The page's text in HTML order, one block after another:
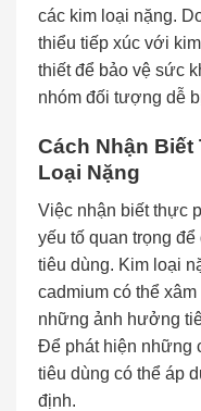
các kim loại nặng.
thiểu tiếp xúc với
thiết để bảo vệ sức
nhóm đối tượng dễ
Cách Nhận
Loại Nặng
Việc nhận biết thực
yếu tố quan trọng
tiêu dùng. Kim loại
cadmium có thể
những ảnh hưởng
Để phát hiện những
tiêu dùng có thể áp
định.